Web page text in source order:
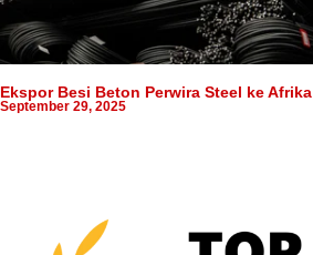
Ekspor Besi Beton Perwira Steel ke Afrika
September 29, 2025